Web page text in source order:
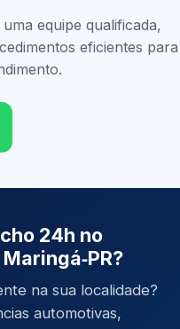
equipe qualificada,
eficientes para
24h no
na sua localidade?
automotivas,